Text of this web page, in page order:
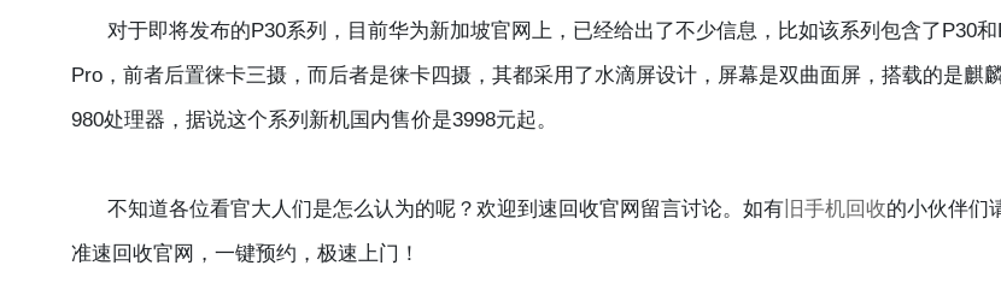
对于即将发布的P30系列，目前华为新加坡官网上，已经给出了不少信息，比如该系列包含了P30和
Pro，前者后置徕卡三摄，而后者是徕卡四摄，其都采用了水滴屏设计，屏幕是双曲面屏，搭载的是麒
980处理器，据说这个系列新机国内售价是3998元起。
不知道各位看官大人们是怎么认为的呢？欢迎到速回收官网留言讨论。如有 旧手机回收的小伙伴们
准速回收官网，一键预约，极速上门！